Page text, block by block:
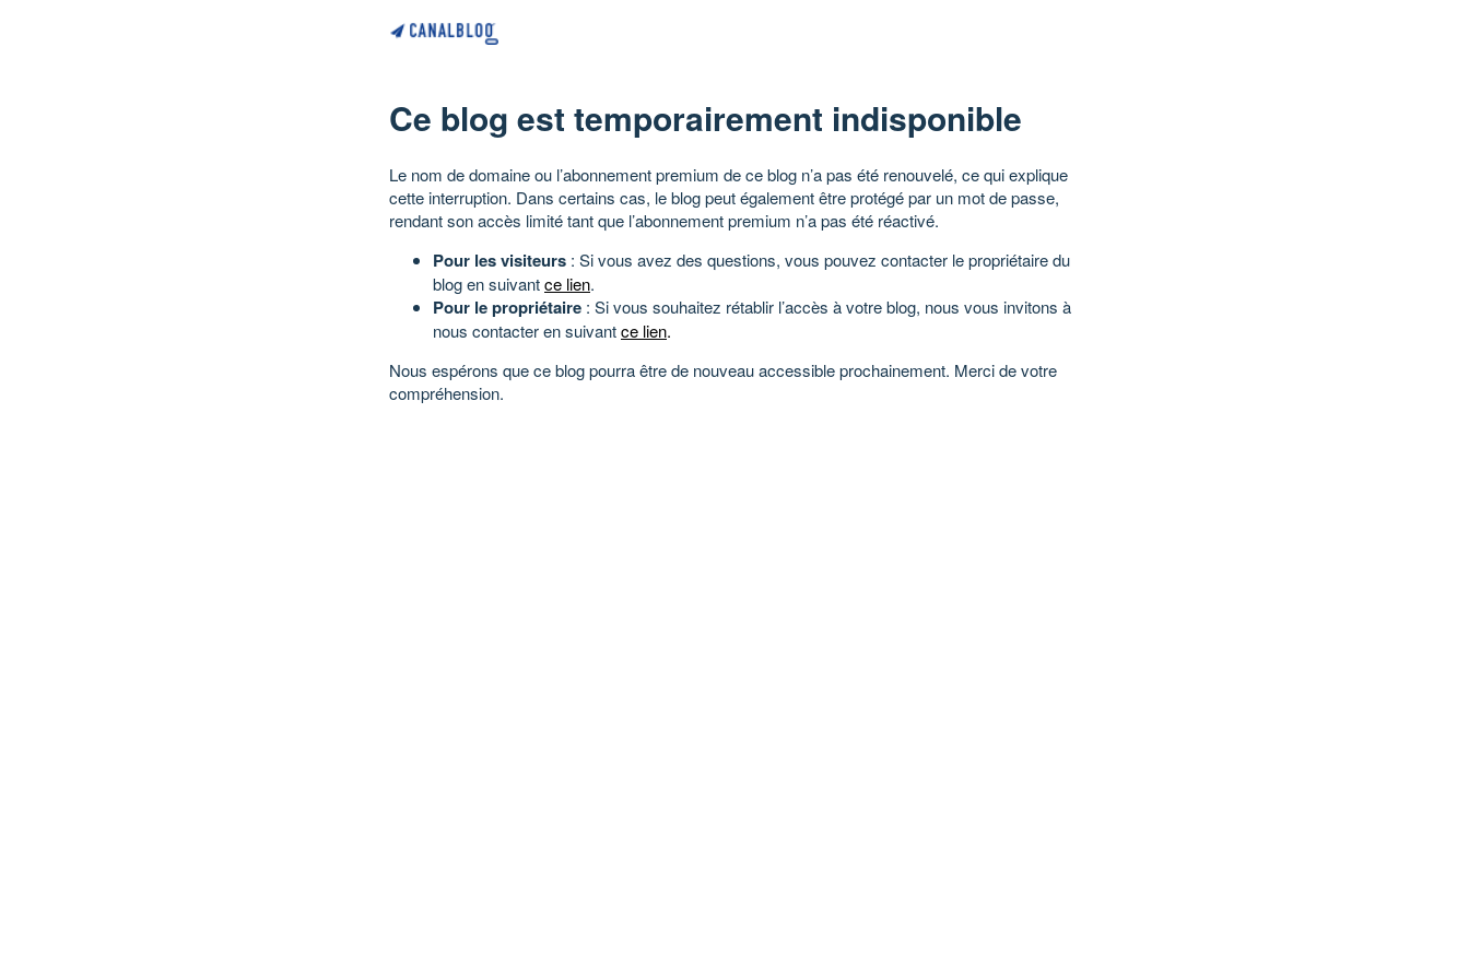
Ce blog est temporairement indisponible
Le nom de domaine ou l’abonnement premium de ce blog n’a pas été renouvelé, ce qui explique
cette interruption. Dans certains cas, le blog peut également être protégé par un mot de passe,
rendant son accès limité tant que l’abonnement premium n’a pas été réactivé.
Pour les visiteurs : Si vous avez des questions, vous pouvez contacter le propriétaire du
blog en suivantce lien.
Pour le propriétaire : Si vous souhaitez rétablir l’accès à votre blog, nous vous invitons à
nous contacter en suivantce lien.
Nous espérons que ce blog pourra être de nouveau accessible prochainement. Merci de votre
compréhension.